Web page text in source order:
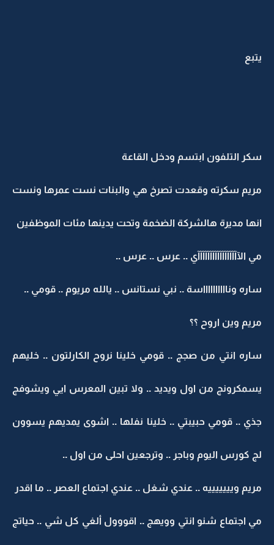
يتبع
سكر التلفون ابتسم ودخل القاعة
مريم سكرته وقعدت تصرخ هي والبنات نست عمرها ونست
انها مديرة هالشركة الضخمة وتحت يدينها مئات الموظفين
مي الآآآآآآآآآآآآآآآآآي .. عرس .. عرس ..
ساره ونااااااااااسة .. نبي نستانس .. يالله مريوم .. قومي ..
مريم وين اروح ؟؟
ساره انتي من صجج .. قومي خلينا نروح الكارلتون .. خليهم
يسمكرونج من اول ويديد .. ولا تبين المعرس ايي ويشوفج
جذي .. قومي حبيبتي .. خلينا نفلها .. اشوى يمديهم يسوون
لج كورس اليوم وباجر .. وترجعين احلى من اول ..
مريم ويييييييه .. عندي شغل .. عندي اجتماع العصر .. ما اقدر
مي اجتماع شنو انتي وويهج .. اقووول ألغي كل شي .. حياتج